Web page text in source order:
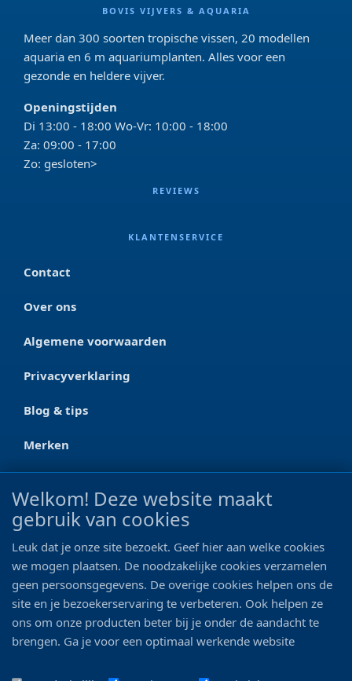
BOVIS VIJVERS & AQUARIA
Meer dan 300 soorten tropische vissen, 20 modellen
aquaria en 6 m aquariumplanten. Alles voor een
gezonde en heldere vijver.
Openingstijden
Di 13:00 - 18:00 Wo-Vr: 10:00 - 18:00
Za: 09:00 - 17:00
Zo: gesloten>
REVIEWS
KLANTENSERVICE
Contact
Over ons
Algemene voorwaarden
Privacyverklaring
Blog & tips
Merken
CONTACT
Ootmarsumseweg 125a
0546 - 622 990
06 - 11 19 81 42
info@bo-vis.nl
Welkom! Deze website maakt
gebruik van cookies
Leuk dat je onze site bezoekt. Geef hier aan welke cookies
we mogen plaatsen. De noodzakelijke cookies verzamelen
geen persoonsgegevens. De overige cookies helpen ons de
site en je bezoekerservaring te verbeteren. Ook helpen ze
ons om onze producten beter bij je onder de aandacht te
brengen. Ga je voor een optimaal werkende website